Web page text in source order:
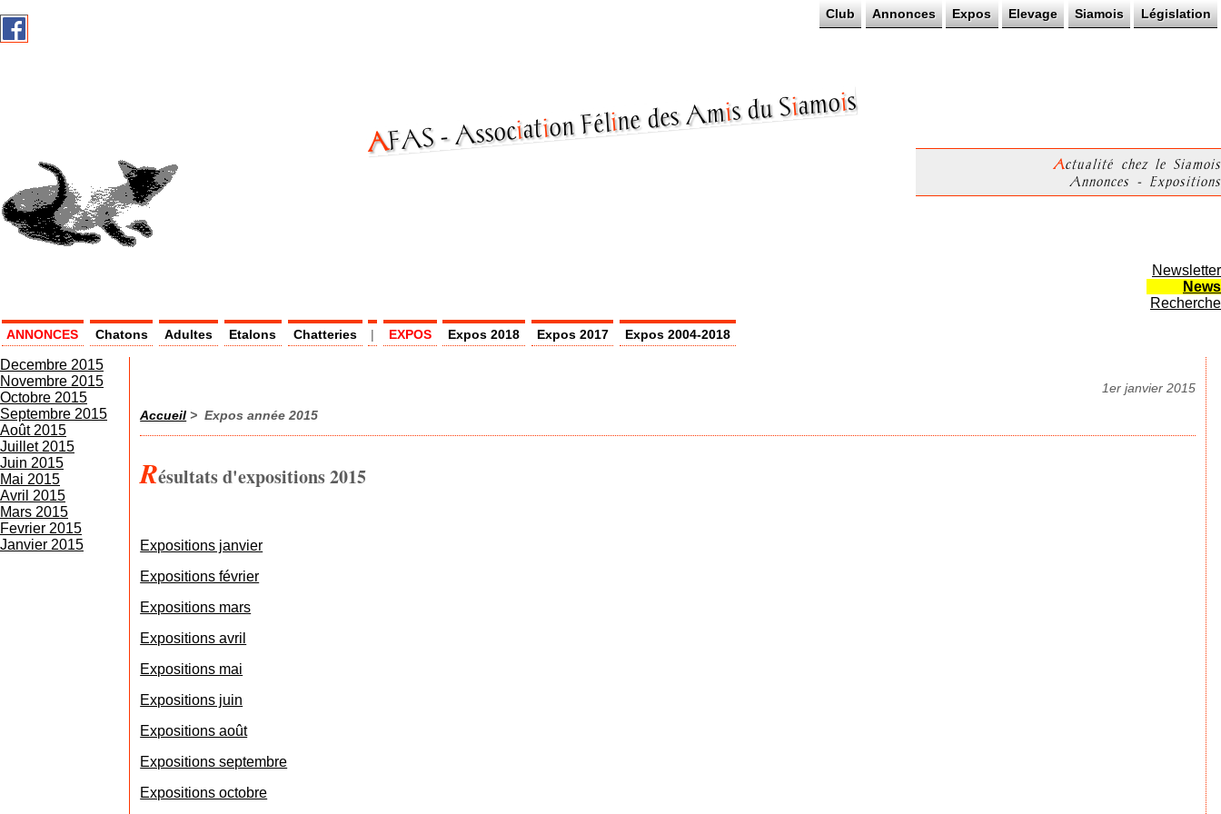
Club Annonces Expos Elevage Siamois Législation
AF
AS -Association Féline des Amis du Siamois
Actualité chez le Siamois
Annonces - Expositions
Newsletter
News
Recherche
ANNONCES Chatons Adultes Etalons Chatteries | EXPOS Expos 2018 Expos 2017 Expos 2004-2018
Decembre 2015
Novembre 2015
Octobre 2015
Septembre 2015
Août 2015
Juillet 2015
Juin 2015
Mai 2015
Avril 2015
Mars 2015
Fevrier 2015
Janvier 2015
1er janvier 2015
Accueil > Expos année 2015
Résultats d'expositions 2015
Expositions janvier
Expositions février
Expositions mars
Expositions avril
Expositions mai
Expositions juin
Expositions août
Expositions septembre
Expositions octobre